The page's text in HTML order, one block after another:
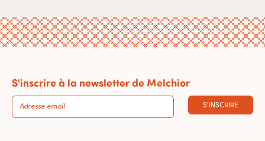
S'inscrire à la newsletter de Melchior
S'INSCRIRE